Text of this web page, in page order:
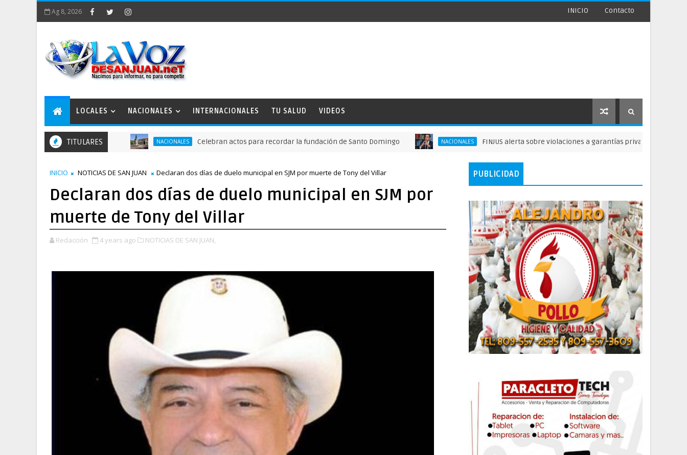
Ag 8, 2026 INICIO Contacto
LOCALES NACIONALES INTERNACIONALES TU SALUD VIDEOS
TITULARES NACIONALES Celebran actos para recordar la fundación de Santo Domingo NACIONALES FINJUS alerta sobre violaciones a garantías privados delibertad
INICIO NOTICIAS DE SAN JUAN Declaran dos días de duelo municipal en SJM por muerte de Tony del Villar
Declaran dos días de duelo municipal en SJM por
muerte de Tony del Villar
Redacción 4 years ago NOTICIAS DE SAN JUAN,
PUBLICIDAD